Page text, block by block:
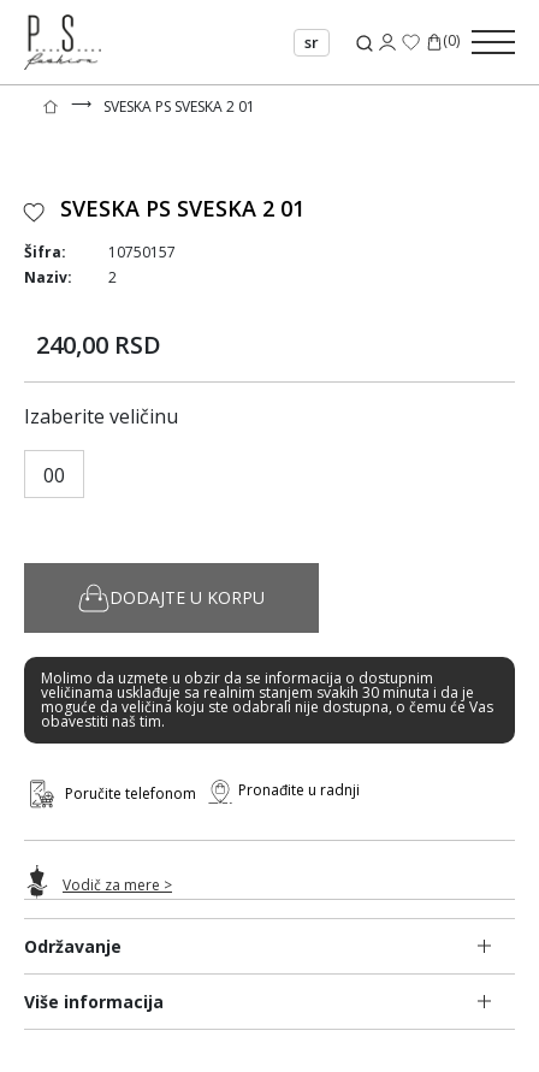
sr (0)
⟶ SVESKA PS SVESKA 2 01
Održavanje
Više informacija
SVESKA PS SVESKA 2 01
Šifra:
10750157
Naziv:
2
240,00 RSD
Izaberite veličinu
00
DODAJTE U KORPU
Molimo da uzmete u obzir da se informacija o dostupnim
veličinama usklađuje sa realnim stanjem svakih 30 minuta i da je
moguće da veličina koju ste odabrali nije dostupna, o čemu će Vas
obavestiti naš tim.
Poručite telefonom Pronađite u radnji
Vodič za mere >